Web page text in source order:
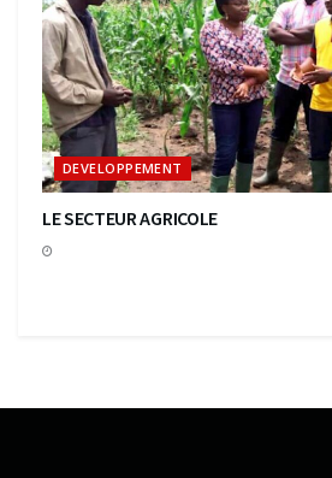
DEVELOPPEMENT
LE SECTEUR AGRICOLE